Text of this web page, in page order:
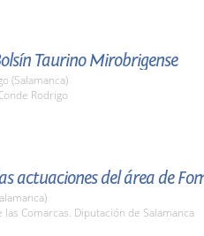
Taurino Mirobrigense
(Salamanca)
Rodrigo
actuaciones del área de
las Comarcas. Diputación de Salamanca